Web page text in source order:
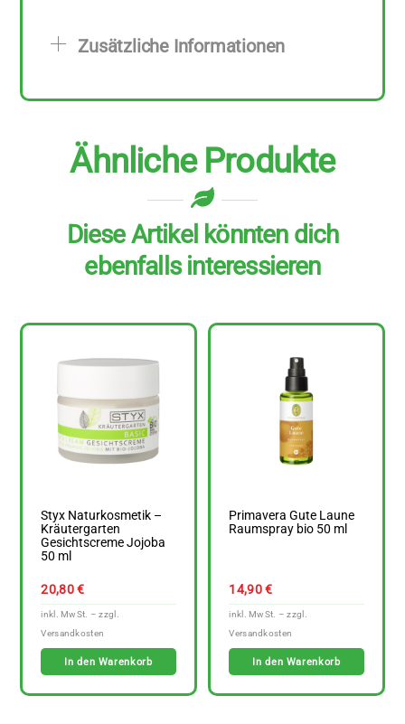
Zusätzliche Informationen
Ähnliche Produkte
Diese Artikel könnten dich
ebenfalls interessieren
Styx Naturkosmetik –
Kräutergarten
Gesichtscreme Jojoba
50 ml
20,80€
In den Warenkorb
Primavera Gute Laune
Raumspray bio 50 ml
14,90€
In den Warenkorb